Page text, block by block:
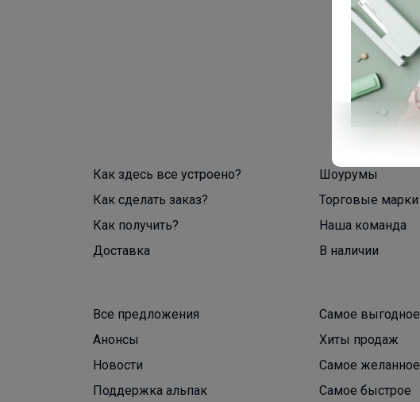
Как здесь все устроено?
Как сделать заказ?
Как получить?
Доставка
Шоурумы
Торговые марки
Наша команда
В наличии
Все предложения
Анонсы
Новости
Поддержка альпак
Самое выгодное
Хиты продаж
Самое желанное
Самое быстрое